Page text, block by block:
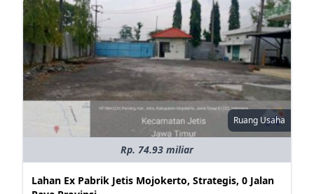
Ruang Usaha
Rp. 74.93 miliar
Lahan Ex Pabrik Jetis Mojokerto, Strategis, 0 Jalan